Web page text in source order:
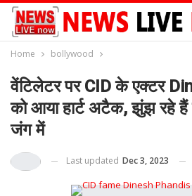
Home bollywood
वेंटिलेटर पर CID के एक्टर
को आया हार्ट अटैक, झुंझ रहे हैं
जंग में
Last updated Dec 3, 2023